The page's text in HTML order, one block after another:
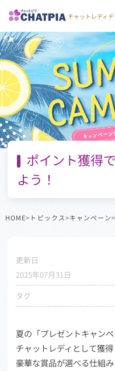
チャットレディ
仮登録
通勤面接応募
お問い合わせ
ポイント獲得
よう！
HOME> トピックス>キャンペーン
更新日
2025年07月31日
タグ
夏の「プレゼントキャン
チャットレディとして獲
豪華な賞品が選べる仕組